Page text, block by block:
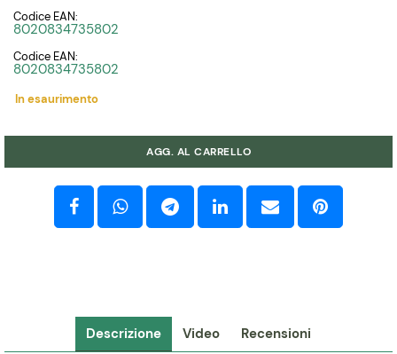
Codice EAN:
8020834735802
Codice EAN:
8020834735802
In esaurimento
AGG. AL CARRELLO
Descrizione Video Recensioni